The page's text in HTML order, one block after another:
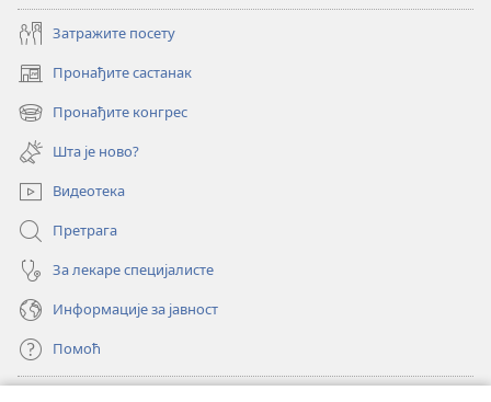
Затражите посету
Пронађите састанак
(отвара
нови
прозор)
Пронађите конгрес
(отвара
нови
прозор)
Шта је ново?
Видеотека
Претрага
За лекаре специјалисте
Информације за јавност
Помоћ